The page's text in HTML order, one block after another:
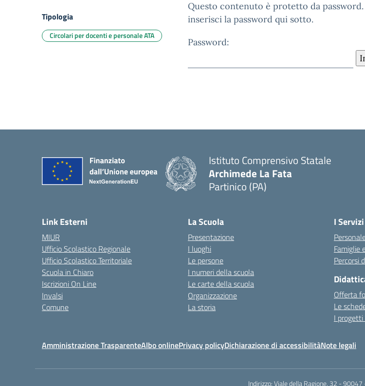
Questo contenuto è protetto da
inserisci la password qui sotto.
Password:
Tipologia
Circolari per docenti e personale ATA
Istituto Comprensivo Statale
Archimede La Fata
Partinico (PA)
Link Esterni
MIUR
Ufficio Scolastico Regionale
Ufficio Scolastico Territoriale
Scuola in Chiaro
Iscrizioni On Line
Invalsi
Comune
La Scuola
Presentazione
I luoghi
Le persone
I numeri della scuola
Le carte della scuola
Organizzazione
La storia
I Servizi
Famiglie
Percorsi
Offerta
Le
I progetti
Amministrazione TrasparenteAlbo onlinePrivacy policyDichiarazione di accessibilitàNote legali
Indirizzo:Viale della Ragione, 32 - 90047